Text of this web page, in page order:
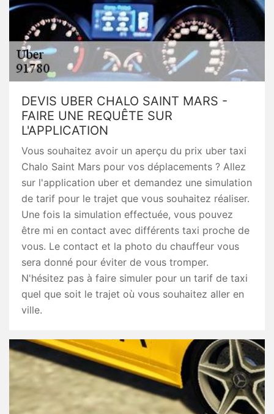
DEVIS UBER CHALO SAINT MARS -
FAIRE UNE REQUÊTE SUR
L'APPLICATION
Vous souhaitez avoir un aperçu du prix uber taxi
Chalo Saint Mars pour vos déplacements ? Allez
sur l'application uber et demandez une simulation
de tarif pour le trajet que vous souhaitez réaliser.
Une fois la simulation effectuée, vous pouvez
être mi en contact avec différents taxi proche de
vous. Le contact et la photo du chauffeur vous
sera donné pour éviter de vous tromper.
N'hésitez pas à faire simuler pour un tarif de taxi
quel que soit le trajet où vous souhaitez aller en
ville.